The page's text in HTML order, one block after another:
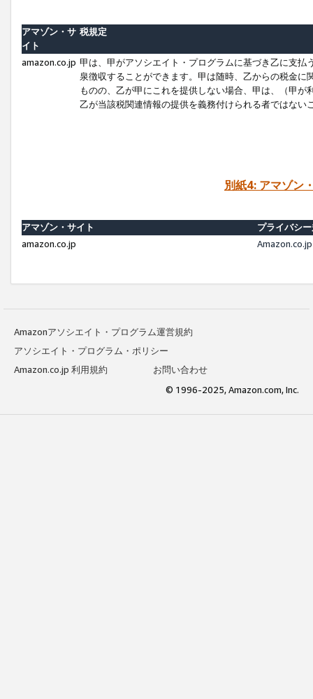
アマゾン・サ
イト
税規定
amazon.co.jp 甲は、甲がアソシエイト・プログラムに基づき乙に支
泉徴収することができます。甲は随時、乙からの税金
ものの、乙が甲にこれを提供しない場合、甲は、（甲
乙が当該税関連情報の提供を義務付けられる者ではな
別紙4: アマゾン
アマゾン・サイト
プライバシ
amazon.co.jp
Amazonアソシエイト・プログラム運営規約
アソシエイト・プログラム・ポリシー
Amazon.co.jp 利用規約
お問い合わせ
© 1996-2025, Amazon.com, Inc.